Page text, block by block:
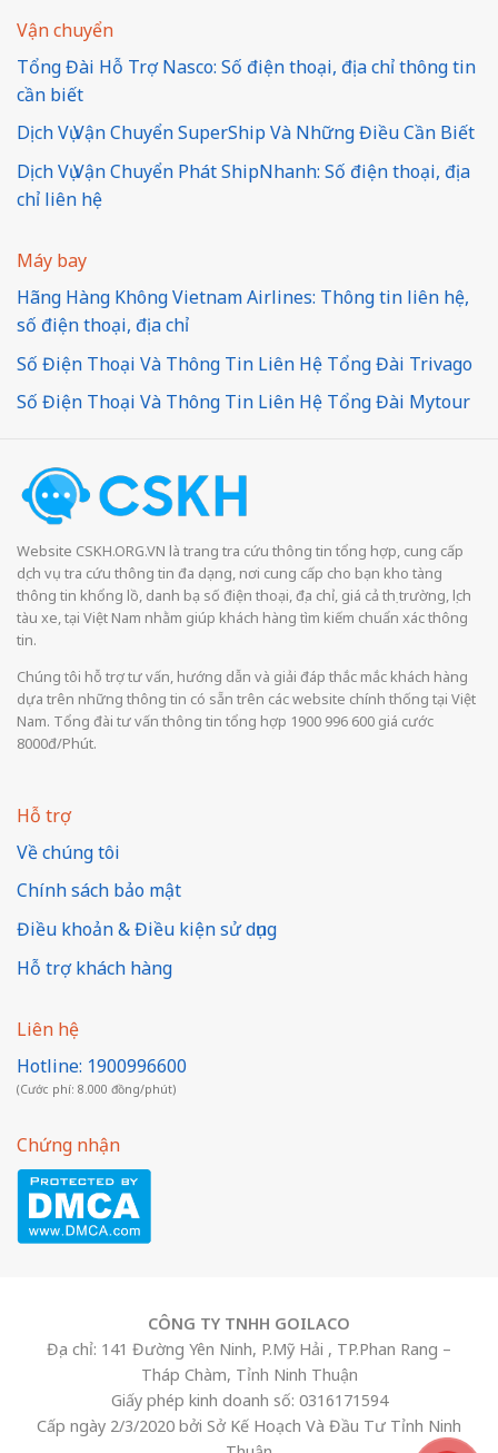
Vận chuyển
Tổng Đài Hỗ Trợ Nasco: Số điện thoại, địa chỉ thông tin
cần biết
Dịch Vụ Vận Chuyển SuperShip Và Những Điều Cần Biết
Dịch Vụ Vận Chuyển Phát ShipNhanh: Số điện thoại, địa
chỉ liên hệ
Máy bay
Hãng Hàng Không Vietnam Airlines: Thông tin liên hệ,
số điện thoại, địa chỉ
Số Điện Thoại Và Thông Tin Liên Hệ Tổng Đài Trivago
Số Điện Thoại Và Thông Tin Liên Hệ Tổng Đài Mytour
Website CSKH.ORG.VN là trang tra cứu thông tin tổng hợp, cung cấp
dịch vụ tra cứu thông tin đa dạng, nơi cung cấp cho bạn kho tàng
thông tin khổng lồ, danh bạ số điện thoại, địa chỉ, giá cả thị trường, lịch
tàu xe, tại Việt Nam nhằm giúp khách hàng tìm kiếm chuẩn xác thông
tin.
Chúng tôi hỗ trợ tư vấn, hướng dẫn và giải đáp thắc mắc khách hàng
dựa trên những thông tin có sẵn trên các website chính thống tại Việt
Nam. Tổng đài tư vấn thông tin tổng hợp 1900 996 600 giá cước
8000đ/Phút.
Hỗ trợ
Về chúng tôi
Chính sách bảo mật
Điều khoản & Điều kiện sử dụng
Hỗ trợ khách hàng
Liên hệ
Hotline: 1900996600
(Cước phí: 8.000 đồng/phút)
Chứng nhận
CÔNG TY TNHH GOILACO
Địa chỉ: 141 Đường Yên Ninh, P.Mỹ Hải , TP.Phan Rang –
Tháp Chàm, Tỉnh Ninh Thuận
Giấy phép kinh doanh số: 0316171594
Cấp ngày 2/3/2020 bởi Sở Kế Hoạch Và Đầu Tư Tỉnh Ninh